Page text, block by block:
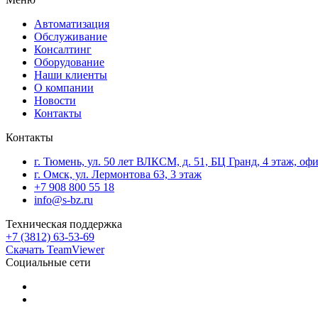
Автоматизация
Обслуживание
Консалтинг
Оборудование
Наши клиенты
О компании
Новости
Контакты
Контакты
г. Тюмень, ул. 50 лет ВЛКСМ, д. 51, БЦ Гранд, 4 этаж,
г. Омск, ул. Лермонтова 63, 3 этаж
+7 908 800 55 18
info@s-bz.ru
Техническая поддержка
+7 (3812) 63-53-69
Скачать TeamViewer
Социальные сети